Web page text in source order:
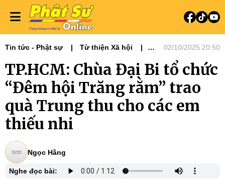
Tin tức - Phật sự
Từ thiện Xã hội
02/10/2025 20:50
TP.HCM: Chùa Đại Bi tổ chức
“Đêm hội Trăng rằm” trao
quà Trung thu cho các em
thiếu nhi
Ngọc Hằng
Nghe đọc bài: